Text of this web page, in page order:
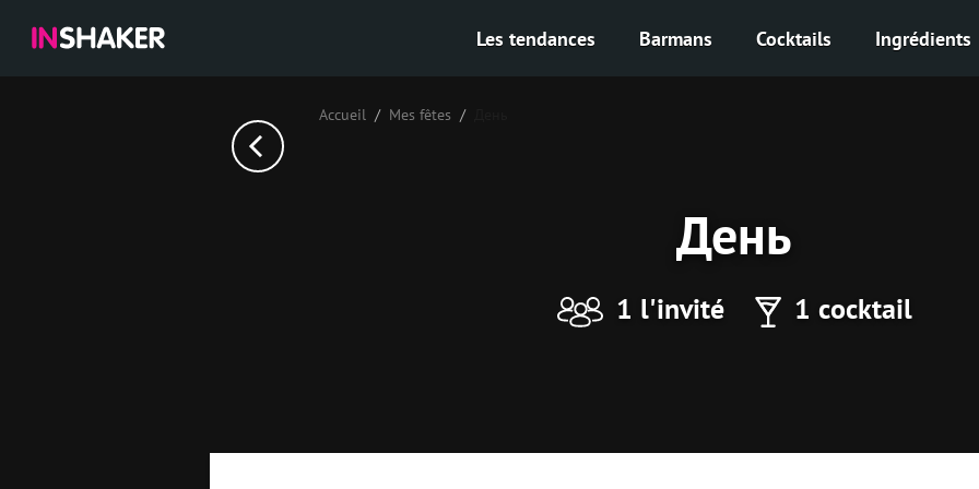
Les tendances Barmans Cocktails Ingrédients
Accueil Mes fêtes
День
1 l'invité 1 cocktail